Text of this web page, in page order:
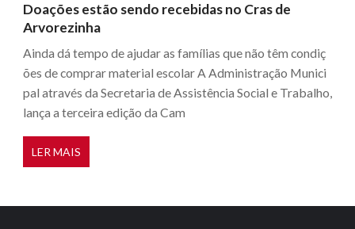
Doações estão sendo recebidas no Cras de
Arvorezinha
Ainda dá tempo de ajudar as famílias que não têm condiç
ões de comprar material escolar A Administração Munici
pal através da Secretaria de Assistência Social e Trabalho,
lança a terceira edição da Cam
LER MAIS